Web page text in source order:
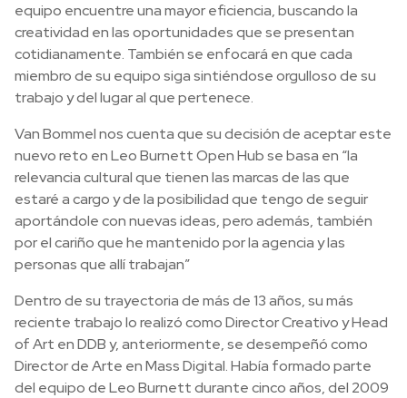
equipo encuentre una mayor eficiencia, buscando la
creatividad en las oportunidades que se presentan
cotidianamente. También se enfocará en que cada
miembro de su equipo siga sintiéndose orgulloso de su
trabajo y del lugar al que pertenece.
Van Bommel nos cuenta que su decisión de aceptar este
nuevo reto en Leo Burnett Open Hub se basa en “la
relevancia cultural que tienen las marcas de las que
estaré a cargo y de la posibilidad que tengo de seguir
aportándole con nuevas ideas, pero además, también
por el cariño que he mantenido por la agencia y las
personas que allí trabajan”
Dentro de su trayectoria de más de 13 años, su más
reciente trabajo lo realizó como Director Creativo y Head
of Art en DDB y, anteriormente, se desempeñó como
Director de Arte en Mass Digital. Había formado parte
del equipo de Leo Burnett durante cinco años, del 2009